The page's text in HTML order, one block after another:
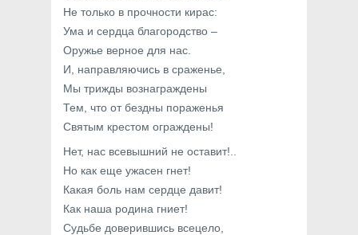
Не только в прочности кирас:
Ума и сердца благородство –
Оружье верное для нас.
И, направляючись в сраженье,
Мы трижды вознаграждены
Тем, что от бездны пораженья
Святым крестом ограждены!
Нет, нас всевышний не оставит!..
Но как еще ужасен гнет!
Какая боль нам сердце давит!
Как наша родина гниет!
Судьбе доверившись всецело,